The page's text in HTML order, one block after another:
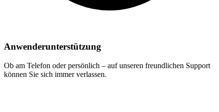
Anwenderunterstützung
Ob am Telefon oder persönlich – auf unseren freundlichen Support
können Sie sich immer verlassen.